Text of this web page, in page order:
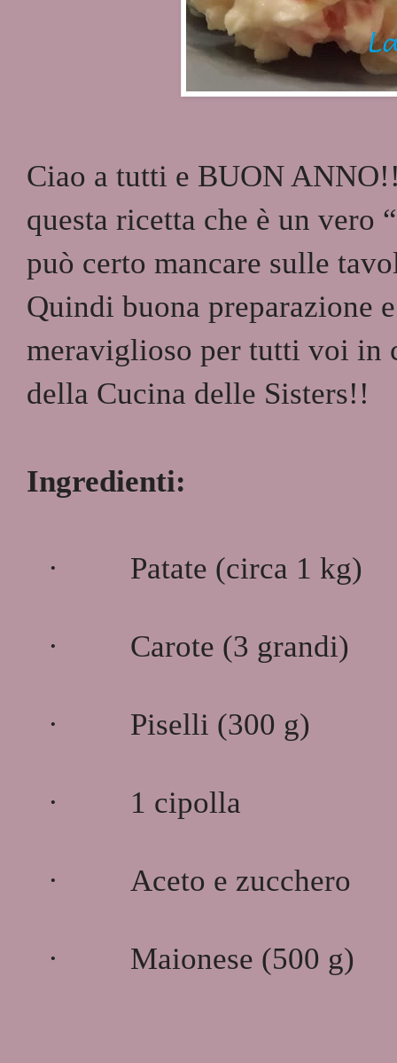
Ciao a tutti e BUON
questa ricetta che è un vero
può certo mancare sulle
Quindi buona preparazione
meraviglioso per tutti voi in
della Cucina delle Sisters!!
Ingredienti:
· Patate (circa 1 kg)
· Carote (3 grandi)
· Piselli (300 g)
· 1 cipolla
· Aceto e zucchero
· Maionese (500 g)